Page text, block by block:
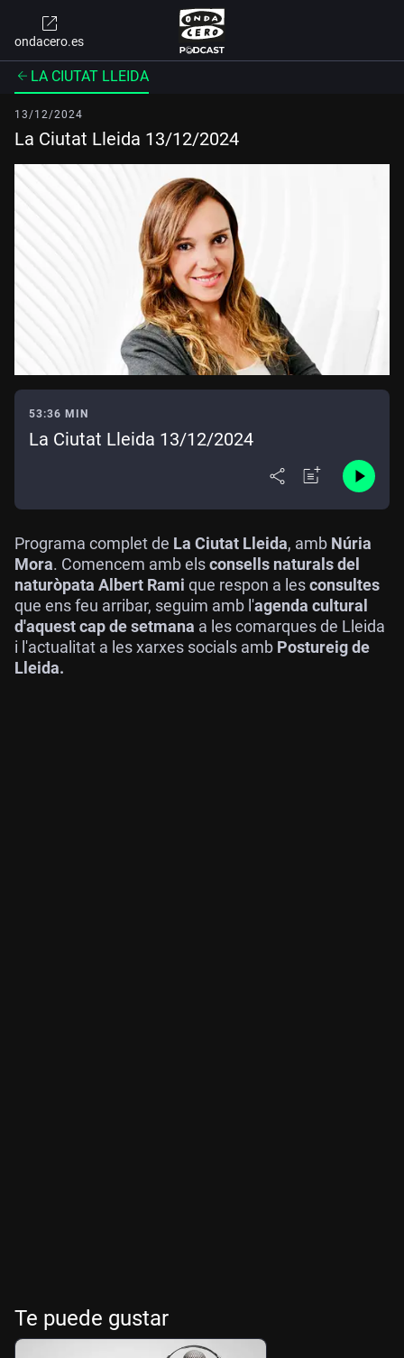
ondacero.es
LA CIUTAT LLEIDA
13/12/2024
La Ciutat Lleida 13/12/2024
53:36 MIN
La Ciutat Lleida 13/12/2024
Programa complet de La Ciutat Lleida, amb Núria
Mora. Comencem amb elsconsells naturals del
naturòpata Albert Rami que respon a lesconsultes
que ens feu arribar, seguim amb l'agenda cultural
d'aquest cap de setmana a les comarques de Lleida
i l'actualitat a les xarxes socials amb Postureig de
Lleida.
Te puede gustar